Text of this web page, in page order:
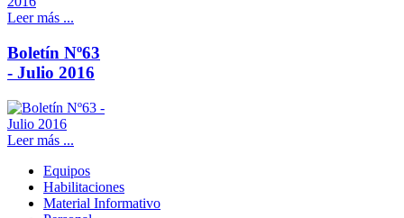
Leer más ...
Boletín Nº63
- Julio 2016
Leer más ...
Equipos
Habilitaciones
Material Informativo